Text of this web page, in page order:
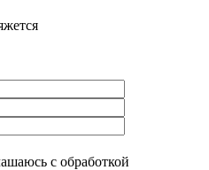
c обработкой